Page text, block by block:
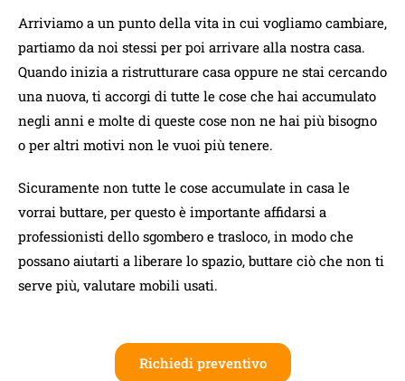
Arriviamo a un punto della vita in cui vogliamo cambiare,
partiamo da noi stessi per poi arrivare alla nostra casa.
Quando inizia a ristrutturare casa oppure ne stai cercando
una nuova, ti accorgi di tutte le cose che hai accumulato
negli anni e molte di queste cose non ne hai più bisogno
o per altri motivi non le vuoi più tenere.
Sicuramente non tutte le cose accumulate in casa le
vorrai buttare, per questo è importante affidarsi a
professionisti dello sgombero e trasloco, in modo che
possano aiutarti a liberare lo spazio, buttare ciò che non ti
serve più, valutare mobili usati.
Richiedi preventivo